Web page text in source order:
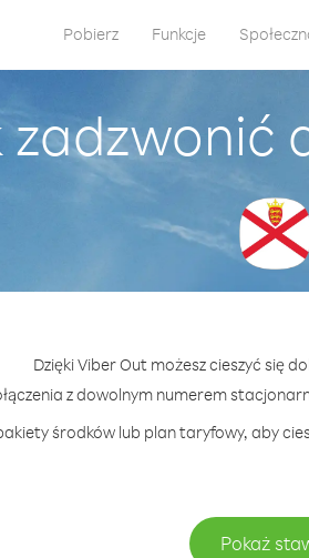
Pobierz Funkcje
zadzwonić
Dzięki Viber Out możesz cieszyć się
z dowolnym numerem
środków lub plan taryfowy, aby
Pokaż